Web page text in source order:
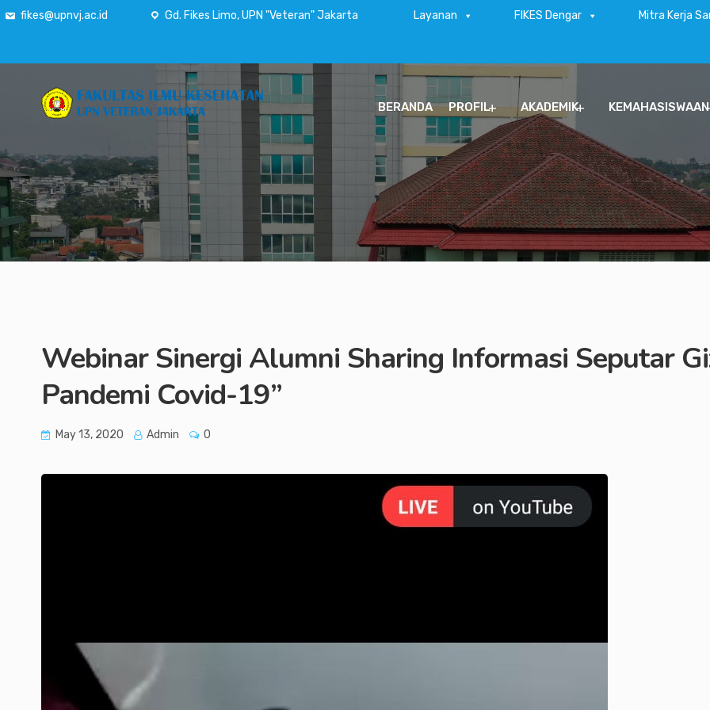
fikes@upnvj.ac.id Gd. Fikes Limo, UPN "Veteran" Jakarta Layanan FIKES Dengar Mitra Kerja
BERANDA PROFIL AKADEMIK KEMAHASISWAAN
Webinar Sinergi Alumni Sharing Informasi Seputar
Pandemi Covid-19”
May 13, 2020 Admin 0